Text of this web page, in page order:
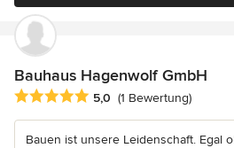
Bauhaus Hagenwolf GmbH
Durchschnittliche Bewertung: 5 von
5,0 (1 Bewertung)
Bauen ist unsere Leidenschaft. Egal